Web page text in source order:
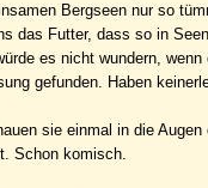
Bergseen nur so
das Futter, dass so in
es nicht wundern, wenn
gefunden. Haben
sie einmal in die Augen
Schon komisch.